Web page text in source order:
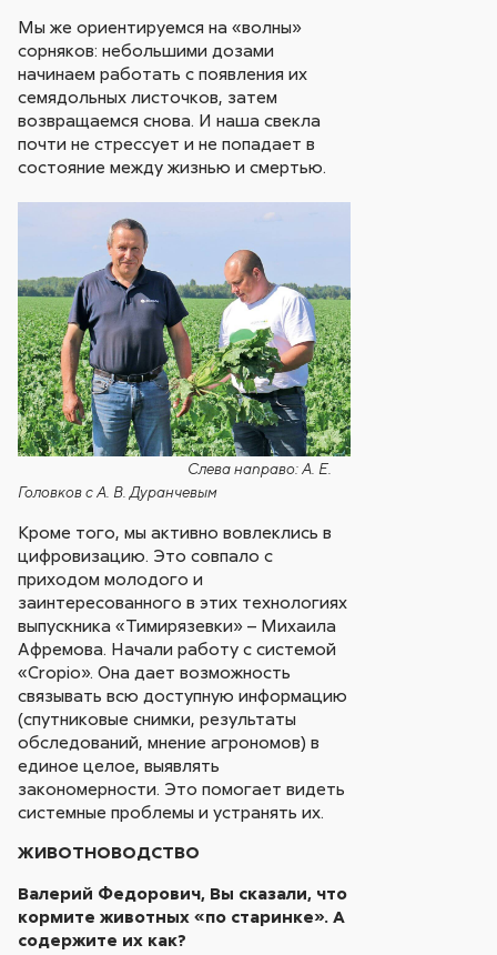
Мы же ориентируемся на «волны»
сорняков: небольшими дозами
начинаем работать с появления их
семядольных листочков, затем
возвращаемся снова. И наша свекла
почти не стрессует и не попадает в
состояние между жизнью и смертью.
Слева направо: А. Е.
Головков с А. В. Дуранчевым
Кроме того, мы активно вовлеклись в
цифровизацию. Это совпало с
приходом молодого и
заинтересованного в этих технологиях
выпускника «Тимирязевки» – Михаила
Афремова. Начали работу с системой
«Cropio». Она дает возможность
связывать всю доступную информацию
(спутниковые снимки, результаты
обследований, мнение агрономов) в
единое целое, выявлять
закономерности. Это помогает видеть
системные проблемы и устранять их.
ЖИВОТНОВОДСТВО
Валерий Федорович, Вы сказали, что
кормите животных «по старинке». А
содержите их как?